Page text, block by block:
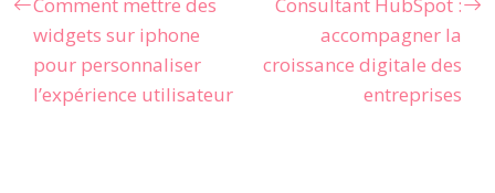
widgets sur iphone
pour personnaliser
l’expérience utilisateur
accompagner la
croissance digitale des
entreprises